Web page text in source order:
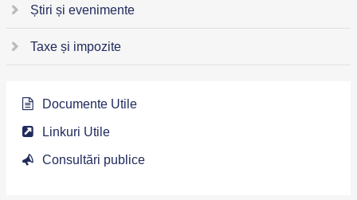
Știri și evenimente
Taxe și impozite
Documente Utile
Linkuri Utile
Consultări publice